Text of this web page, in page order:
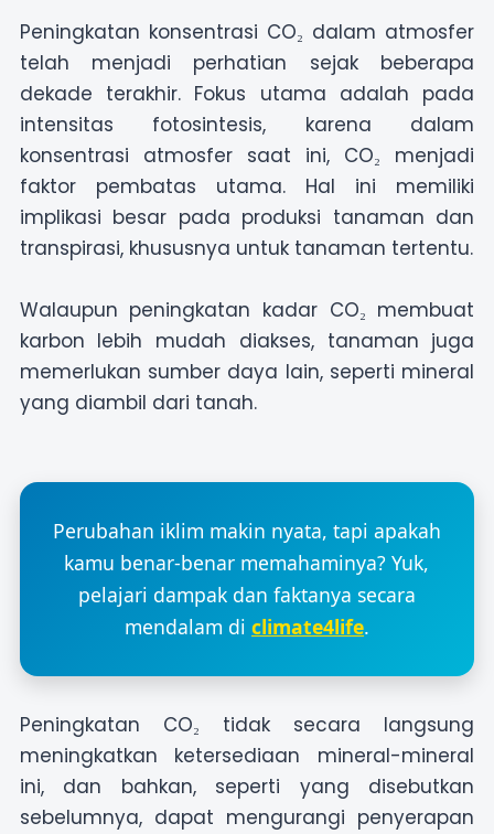
Peningkatan konsentrasi CO₂ dalam atmosfer
telah menjadi perhatian sejak beberapa
dekade terakhir. Fokus utama adalah pada
intensitas fotosintesis, karena dalam
konsentrasi atmosfer saat ini, CO₂ menjadi
faktor pembatas utama. Hal ini memiliki
implikasi besar pada produksi tanaman dan
transpirasi, khususnya untuk tanaman tertentu.
Walaupun peningkatan kadar CO₂ membuat
karbon lebih mudah diakses, tanaman juga
memerlukan sumber daya lain, seperti mineral
yang diambil dari tanah.
Perubahan iklim makin nyata, tapi apakah
kamu benar-benar memahaminya? Yuk,
pelajari dampak dan faktanya secara
mendalam di climate4life.
Peningkatan CO₂ tidak secara langsung
meningkatkan ketersediaan mineral-mineral
ini, dan bahkan, seperti yang disebutkan
sebelumnya, dapat mengurangi penyerapan